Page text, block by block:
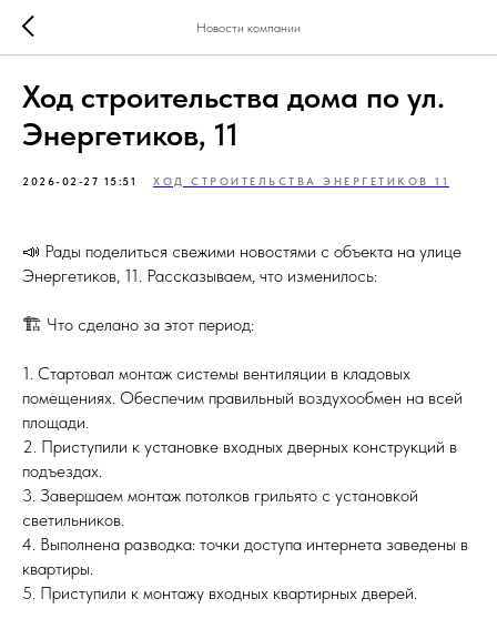
Новости компании
Ход строительства дома по ул.
Энергетиков, 11
2026-02-27 15:51 ХОД СТРОИТЕЛЬСТВА ЭНЕРГЕТИКОВ 11
📣 Рады поделиться свежими новостями с объекта на улице
Энергетиков, 11. Рассказываем, что изменилось:
🏗 Что сделано за этот период:
1. Стартовал монтаж системы вентиляции в кладовых
помещениях. Обеспечим правильный воздухообмен на всей
площади.
2. Приступили к установке входных дверных конструкций в
подъездах.
3. Завершаем монтаж потолков грильято с установкой
светильников.
4. Выполнена разводка: точки доступа интернета заведены в
квартиры.
5. Приступили к монтажу входных квартирных дверей.